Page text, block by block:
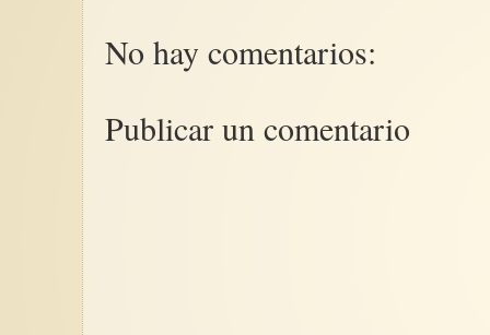
No hay comentarios:
Publicar un comentario